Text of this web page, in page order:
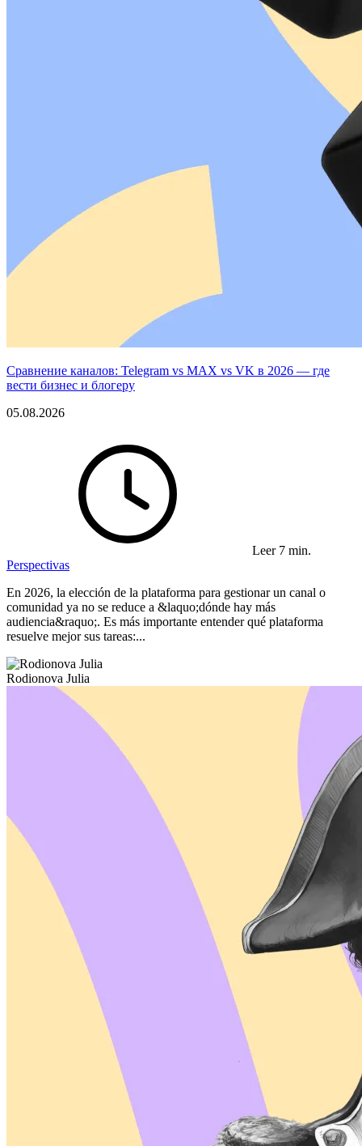
Сравнение каналов: Telegram vs MAX vs VK в 2026 — где
вести бизнес и блогеру
05.08.2026
Leer 7 min.
Perspectivas
En 2026, la elección de la plataforma para gestionar un canal o
comunidad ya no se reduce a &laquo;dónde hay más
audiencia&raquo;. Es más importante entender qué plataforma
resuelve mejor sus tareas:...
Rodionova Julia